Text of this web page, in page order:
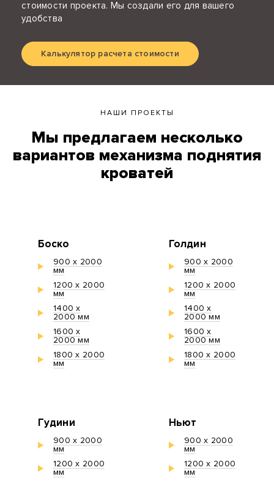
стоимости проекта. Мы создали его для вашего
удобства
Калькулятор расчета стоимости
НАШИ ПРОЕКТЫ
Мы предлагаем несколько
вариантов механизма поднятия
кроватей
Боско
900 х 2000
мм
1200 х 2000
мм
1400 х
2000 мм
1600 х
2000 мм
1800 х 2000
мм
Голдин
900 х 2000
мм
1200 х 2000
мм
1400 х
2000 мм
1600 х
2000 мм
1800 х 2000
мм
Гудини
900 х 2000
мм
1200 х 2000
мм
Ньют
900 х 2000
мм
1200 х 2000
мм